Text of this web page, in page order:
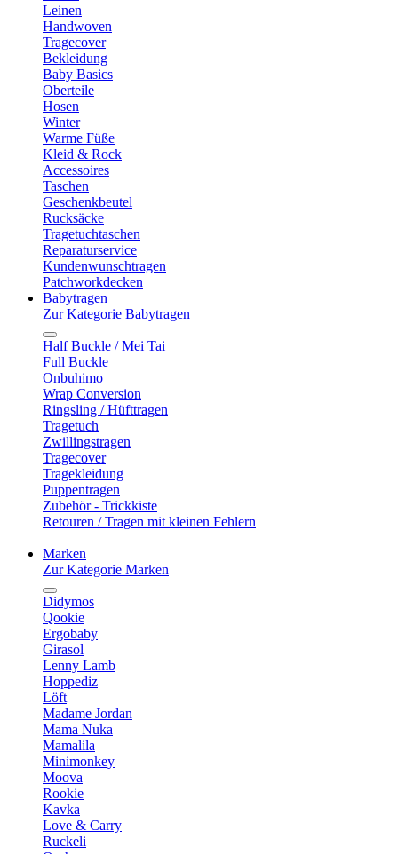
Leinen
Handwoven
Tragecover
Bekleidung
Baby Basics
Oberteile
Hosen
Winter
Warme Füße
Kleid & Rock
Accessoires
Taschen
Geschenkbeutel
Rucksäcke
Tragetuchtaschen
Reparaturservice
Kundenwunschtragen
Patchworkdecken
Babytragen
Zur Kategorie Babytragen
Half Buckle / Mei Tai
Full Buckle
Onbuhimo
Wrap Conversion
Ringsling / Hüfttragen
Tragetuch
Zwillingstragen
Tragecover
Tragekleidung
Puppentragen
Zubehör - Trickkiste
Retouren / Tragen mit kleinen Fehlern
Marken
Zur Kategorie Marken
Didymos
Qookie
Ergobaby
Girasol
Lenny Lamb
Hoppediz
Löft
Madame Jordan
Mama Nuka
Mamalila
Minimonkey
Moova
Rookie
Kavka
Love & Carry
Ruckeli